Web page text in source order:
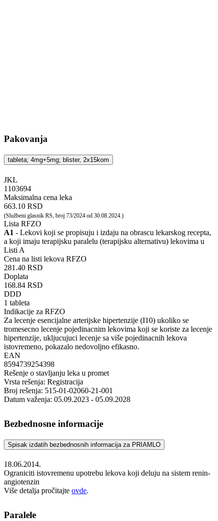
Pakovanja
tableta; 4mg+5mg; blister, 2x15kom
JKL
‍1103694
Maksimalna cena leka
663.10 RSD
(Službeni glasnik RS, broj 73/2024 od 30.08.2024.)
Lista RFZO
A1 - Lekovi koji se propisuju i izdaju na obrascu lekarskog recepta,
a koji imaju terapijsku paralelu (terapijsku alternativu) lekovima u
Listi A
Cena na listi lekova RFZO
281.40 RSD
Doplata
168.84 RSD
DDD
1 tableta
Indikacije za RFZO
Za lecenje esencijalne arterijske hipertenzije (I10) ukoliko se
tromesecno lecenje pojedinacnim lekovima koji se koriste za lecenje
hipertenzije, ukljucujuci lecenje sa više pojedinacnih lekova
istovremeno, pokazalo nedovoljno efikasno.
EAN
8594739254398
Rešenje o stavljanju leka u promet
Vrsta rešenja: Registracija
Broj rešenja: 515-01-02060-21-001
Datum važenja: 05.09.2023 - 05.09.2028
Bezbednosne informacije
Spisak izdatih bezbednosnih informacija za PRIAMLO
18.06.2014.
Ograniciti istovremenu upotrebu lekova koji deluju na sistem renin-
angiotenzin
Više detalja pročitajte ovde.
Paralele